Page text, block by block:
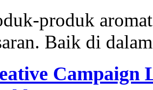
produk
Baik di
Campaign